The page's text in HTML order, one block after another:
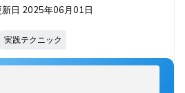
日 2025年06月01日
実践テクニック